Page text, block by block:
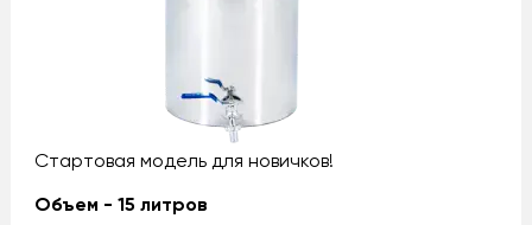
Стартовая модель для новичков!
Объем - 15 литров